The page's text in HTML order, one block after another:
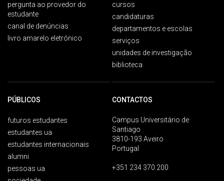
pergunta ao provedor do
estudante
canal de denúncias
livro amarelo eletrónico
cursos
candidaturas
departamentos e escolas
serviços
unidades de investigação
biblioteca
PÚBLICOS
futuros estudantes
estudantes ua
estudantes internacionais
alumni
pessoas ua
CONTACTOS
Campus Universitário de
Santiago
3810-193 Aveiro
Portugal
+351 234 370 200